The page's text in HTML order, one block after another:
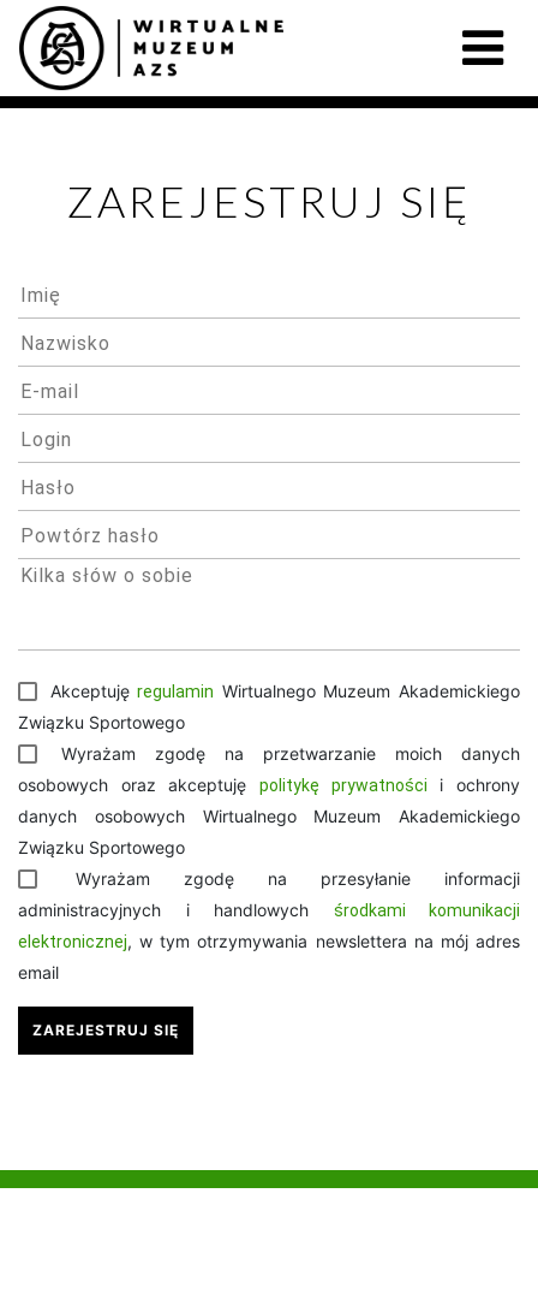
ZAREJESTRUJ SIĘ
Akceptujęregulamin Wirtualnego Muzeum Akademickiego
Związku Sportowego
Wyrażam zgodę na przetwarzanie moich danych
osobowych oraz akceptuję politykę prywatności i ochrony
danych osobowych Wirtualnego Muzeum Akademickiego
Związku Sportowego
Wyrażam zgodę na przesyłanie informacji
administracyjnych i handlowych środkami komunikacji
elektronicznej, w tym otrzymywania newslettera na mój adres
email